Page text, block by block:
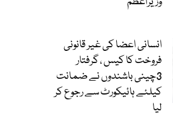
انسانی اعضا کی غیر قانونی
فروخت کا کیس ، گرفتار
3چینی باشندوں نے ضمانت
کیلئے ہائیکورٹ سے رجوع کر
لیا